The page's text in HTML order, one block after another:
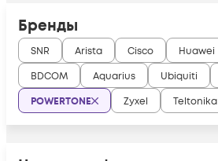
Бренды
SNR Arista Cisco Huawei
BDCOM
Aquarius Ubiquiti
POWERTONE
Zyxel Teltonika